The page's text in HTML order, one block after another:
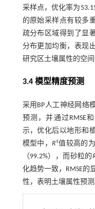
采样点，优化率为
的原始采样点有较多
疏分布区域得到了显
分布更加均衡，表现
研究区土壤属性的空间
3.4 模型精度预测
采用BP人工神经网络
预测，并通过RMSE和
示，优化后以地形和
模型中， R²值较高的
（99.2%），而砂粒的
化趋势一致，RMSE的
性，表明土壤属性预